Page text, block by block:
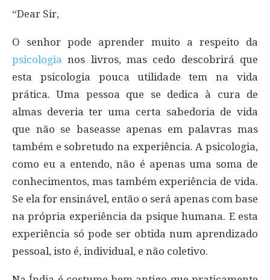
“Dear Sir,
O senhor pode aprender muito a respeito da
psicologianos livros, mas cedo descobrirá que
esta psicologia pouca utilidade tem na vida
prática. Uma pessoa que se dedica à cura de
almas deveria ter uma certa sabedoria de vida
que não se baseasse apenas em palavras mas
também e sobretudo na experiência. A psicologia,
como eu a entendo, não é apenas uma soma de
conhecimentos, mas também experiência de vida.
Se ela for ensinável, então o será apenas com base
na própria experiência da psique humana. E esta
experiência só pode ser obtida num aprendizado
pessoal, isto é, individual, e não coletivo.